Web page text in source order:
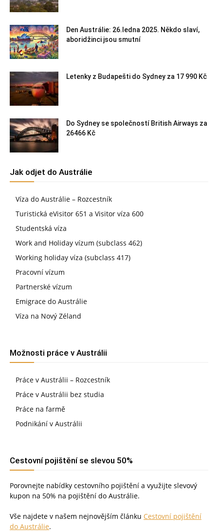
Den Austrálie: 26.ledna 2025. Někdo slaví,
aboridžinci jsou smutní
Letenky z Budapešti do Sydney za 17 990 Kč
Do Sydney se společností British Airways za
26466 Kč
Jak odjet do Austrálie
Víza do Austrálie – Rozcestník
Turistická eVisitor 651 a Visitor víza 600
Studentská víza
Work and Holiday vízum (subclass 462)
Working holiday víza (subclass 417)
Pracovní vízum
Partnerské vízum
Emigrace do Austrálie
Víza na Nový Zéland
Možnosti práce v Austrálii
Práce v Austrálii – Rozcestník
Práce v Austrálii bez studia
Práce na farmě
Podnikání v Austrálii
Cestovní pojištění se slevou 50%
Porovnejte nabídky cestovního pojištění a využijte slevový
kupon na 50% na pojištění do Austrálie.
Vše najdete v našem nejnovějším článku Cestovní pojištění
do Austrálie.